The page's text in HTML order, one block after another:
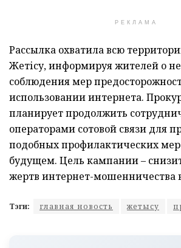
РЕКЛАМА
Рассылка охватила всю
Жетісу, информируя жителей о
соблюдения мер
использовании интернета.
планирует продолжить
операторами сотовой связи для
подобных профилактических
будущем. Цель кампании –
жертв интернет-мошенничества
Тэги: главная новость жетысу